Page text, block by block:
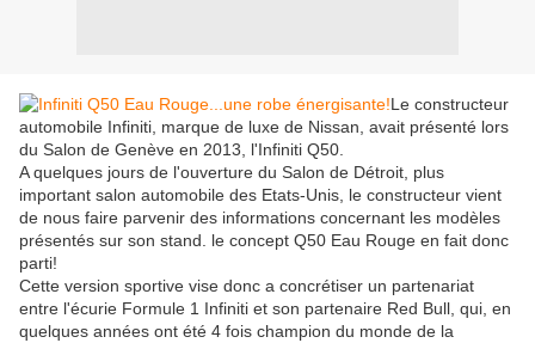
Le constructeur
automobile Infiniti, marque de luxe de Nissan, avait présenté lors
du Salon de Genève en 2013, l'Infiniti Q50.
A quelques jours de l'ouverture du Salon de Détroit, plus
important salon automobile des Etats-Unis, le constructeur vient
de nous faire parvenir des informations concernant les modèles
présentés sur son stand. le concept Q50 Eau Rouge en fait donc
parti!
Cette version sportive vise donc a concrétiser un partenariat
entre l'écurie Formule 1 Infiniti et son partenaire Red Bull, qui, en
quelques années ont été 4 fois champion du monde de la